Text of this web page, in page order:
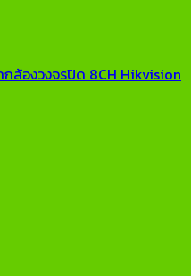
ล้องวงจรปิด 8CH Hikvision